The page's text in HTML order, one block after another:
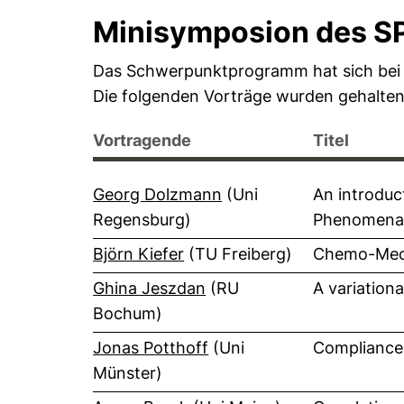
Minisymposion des
Das Schwerpunktprogramm hat sich bei
Die folgenden Vorträge wurden
Vortragende Titel
Georg Dolzmann (externer Link, öffnet
(Uni
Regensburg)
An
Björn Kiefer(externer Link, öffnet neues
(TU Freiberg)
Chemo-
Ghina Jeszdan (externer Link, öffnet
(RU
Bochum)
A
Jonas Potthoff (externer Link, öffnet
(Uni
Münster)